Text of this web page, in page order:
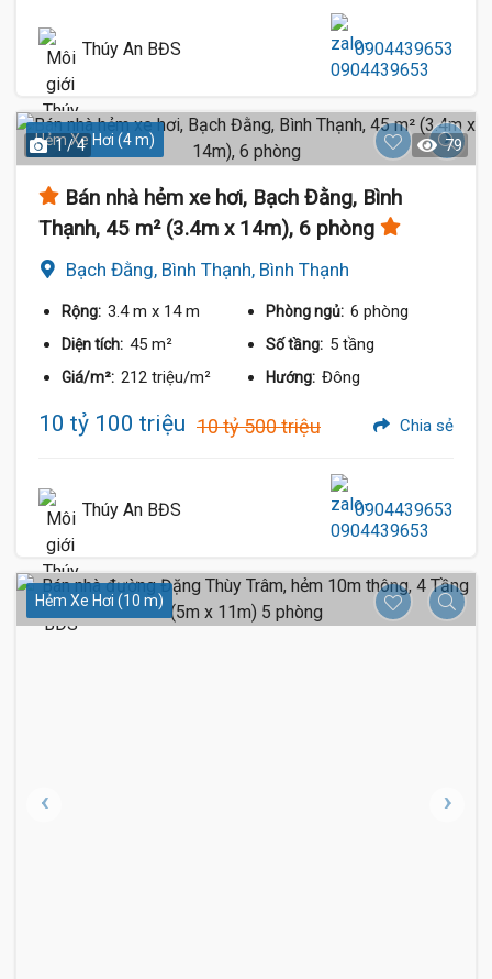
Thúy An BĐS 0904439653
Hẻm Xe Hơi (4 m)
1 / 4 79
Bán nhà hẻm xe hơi, Bạch Đằng, Bình
Thạnh, 45 m² (3.4m x 14m), 6 phòng
Bạch Đằng, Bình Thạnh, Bình Thạnh
Rộng: 3.4 m x 14 m Phòng ngủ: 6 phòng
Diện tích: 45 m² Số tầng: 5 tầng
Giá/m²: 212 triệu/m² Hướng: Đông
10 tỷ 100 triệu 10 tỷ 500 triệu Chia sẻ
Thúy An BĐS 0904439653
Hẻm Xe Hơi (10 m)